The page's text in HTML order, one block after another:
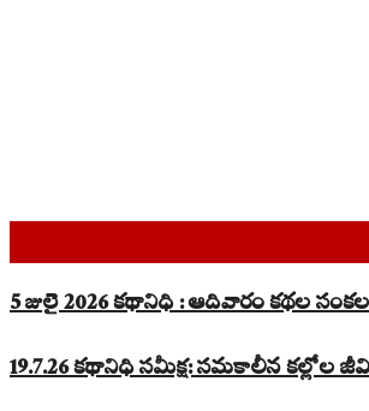
5 జులై 2026 కథానిధి : ఆదివారం కథల
19.7.26 కథానిధి సమీక్ష: సమకాలీన కల్లోల